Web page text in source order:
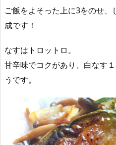
ご飯をよそった上に3をのせ
成です！
なすはトロットロ。
甘辛味でコクがあり、白なす
うです。